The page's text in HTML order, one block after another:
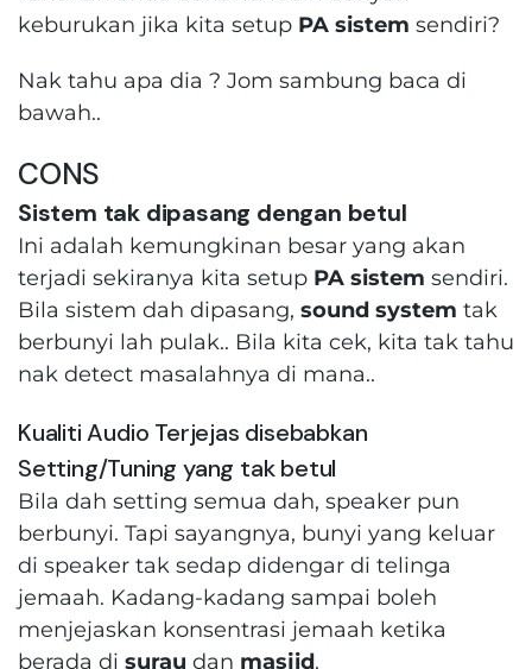
keburukan jika kita setup PA sistem sendiri?
Nak tahu apa dia ? Jom sambung baca di
bawah..
CONS
Sistem tak dipasang dengan betul
Ini adalah kemungkinan besar yang akan
terjadi sekiranya kita setup PA sistem sendiri.
Bila sistem dah dipasang, sound system tak
berbunyi lah pulak.. Bila kita cek, kita tak tahu
nak detect masalahnya di mana..
Kualiti Audio Terjejas disebabkan
Setting/Tuning yang tak betul
Bila dah setting semua dah, speaker pun
berbunyi. Tapi sayangnya, bunyi yang keluar
di speaker tak sedap didengar di telinga
jemaah. Kadang-kadang sampai boleh
menjejaskan konsentrasi jemaah ketika
berada di surau dan masjid.